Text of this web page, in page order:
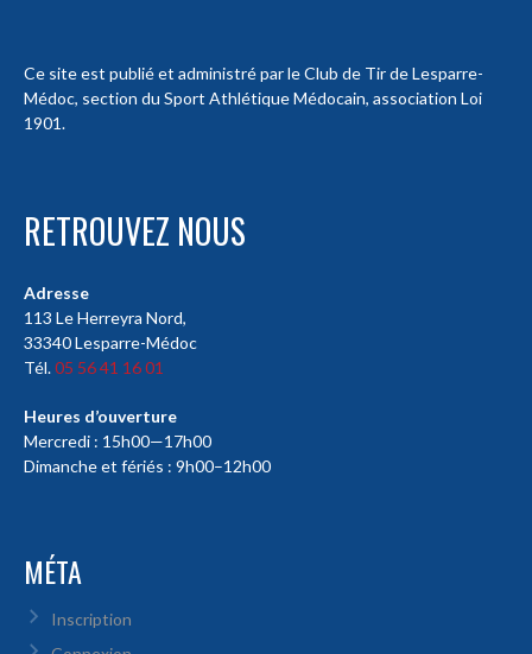
Ce site est publié et administré par le Club de Tir de Lesparre-
Médoc, section du Sport Athlétique Médocain, association Loi
1901.
RETROUVEZ NOUS
Adresse
113 Le Herreyra Nord,
33340 Lesparre-Médoc
Tél.05 56 41 16 01
Heures d’ouverture
Mercredi : 15h00—17h00
Dimanche et fériés : 9h00–12h00
MÉTA
Inscription